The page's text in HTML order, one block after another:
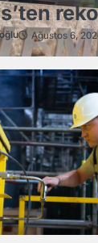
Ağustos 6,